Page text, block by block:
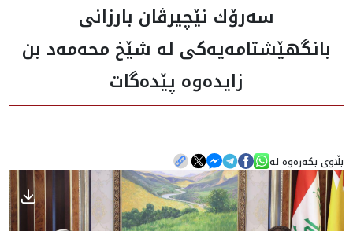
جێگرانی سه‌رۆک
ستافی سەرۆکایەتی
هه‌واڵ
گەلەری
سه‌رۆك نێچیرڤان بارزانی
بانگهێشتامه‌يه‌كى له‌ شێخ محه‌مه‌د بن
زایده‌وه‌ پێده‌گات
بڵاوی بکەرەوە لە